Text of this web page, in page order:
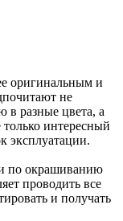
оригинальным и
не
в разные цвета, а
интересный
эксплуатации.
по окрашиванию
проводить все
и получать